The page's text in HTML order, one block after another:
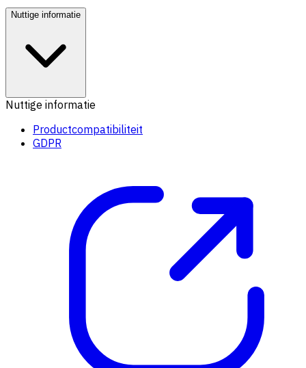
Nuttige informatie
Nuttige informatie
Productcompatibiliteit
GDPR